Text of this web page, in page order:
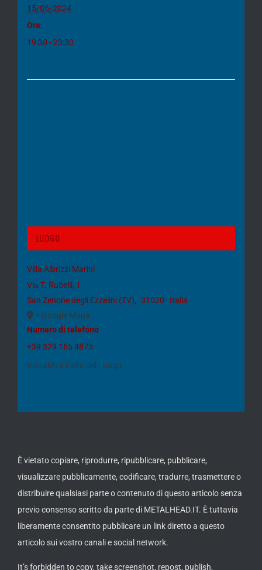
15/06/2024
Ora:
19:30 - 23:30
Luogo
Villa Albrizzi Marini
Via T. Rubelli, 1
San Zenone degli Ezzelini (TV), 31020
Italia
+ Google Maps
Numero di telefono
+39 329 165 4875
Visualizza il sito del Luogo
È vietato copiare, riprodurre, ripubblicare, pubblicare,
visualizzare pubblicamente, codificare, tradurre, trasmettere o
distribuire qualsiasi parte o contenuto di questo articolo senza
previo consenso scritto da parte di METALHEAD.IT. È tuttavia
liberamente consentito pubblicare un link diretto a questo
articolo sui vostro canali e social network.
It’s forbidden to copy, take screenshot, repost, publish,